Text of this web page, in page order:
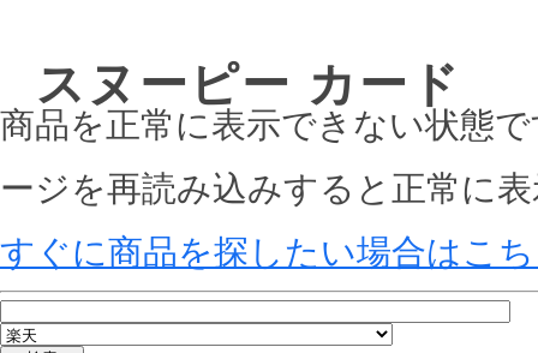
スヌーピー カード
商品を正常に表示できない状態
ージを再読み込みすると正常に
すぐに商品を探したい場合はこ